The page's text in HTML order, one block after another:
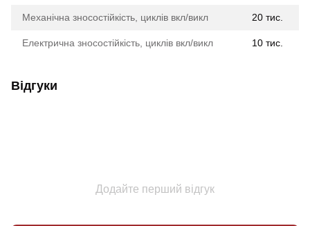
Механічна зносостійкість, циклів вкл/викл 20 тис.
Електрична зносостійкість, циклів вкл/викл 10 тис.
Відгуки
Додайте перший відгук